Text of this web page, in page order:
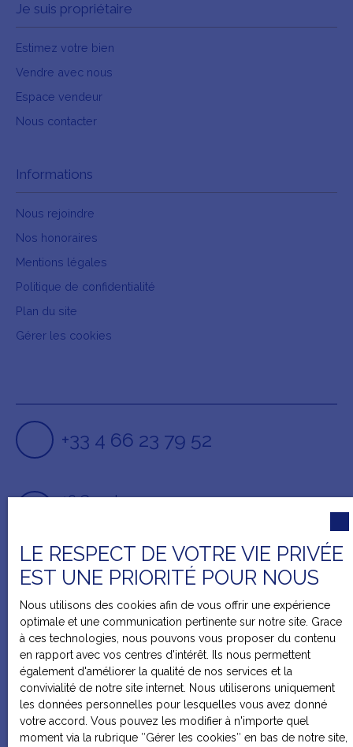
Je suis propriétaire
Estimez votre bien
Vendre avec nous
Espace vendeur
Nous contacter
Informations
Nous rejoindre
Nos honoraires
Mentions légales
Politique de confidentialité
Plan du site
Gérer les cookies
+33 4 66 23 79 52
16 Grand rue
LE RESPECT DE VOTRE VIE PRIVÉE
EST UNE PRIORITÉ POUR NOUS
Nous utilisons des cookies afin de vous offrir une expérience
optimale et une communication pertinente sur notre site. Grace
à ces technologies, nous pouvons vous proposer du contenu
en rapport avec vos centres d'intérêt. Ils nous permettent
également d'améliorer la qualité de nos services et la
convivialité de notre site internet. Nous utiliserons uniquement
les données personnelles pour lesquelles vous avez donné
votre accord. Vous pouvez les modifier à n'importe quel
moment via la rubrique ″Gérer les cookies″ en bas de notre site,